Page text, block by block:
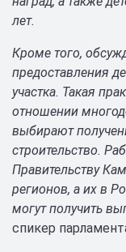
лет.
Кроме того,
предоставления
участка. Такая
отношении
выбирают
строительство.
Правительству
регионов, а их в
могут получить
спикер